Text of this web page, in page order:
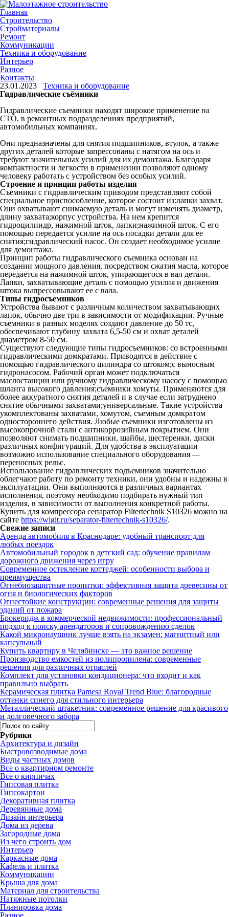
Главная
Строительство
Стройматериалы
Ремонт
Коммуникации
Техника и оборудование
Интерьер
Разное
Контакты
23.01.2023
Техника и оборудование
Гидравлические съёмники
Гидравлические съемники находят широкое применение на
СТО, в ремонтных подразделениях предприятий,
автомобильных компаниях.
Они предназначены для снятия подшипников, втулок, а также
других деталей которые запрессованы с натягом на ось и
требуют значительных усилий для их демонтажа. Благодаря
компактности и легкости в применении позволяют одному
человеку работать с устройством без особых усилий.
Строение и принцип работы изделия
Съемники с гидравлическим приводом представляют собой
специальное приспособление, которое состоит из:лапки захват.
Они охватывают снимаемую деталь и могут изменять диаметр,
длину захвата;корпус устройства. На нем крепится
гидроцилиндр, нажимной шток, лапки;нажимной шток. С его
помощью передается усилие на ось посадки детали для ее
снятия;гидравлический насос. Он создает необходимое усилие
для демонтажа.
Принцип работы гидравлического съемника основан на
создании мощного давления, посредством сжатия масла, которое
передается на нажимной шток, упирающегося в вал детали.
Лапки, захватывающие деталь с помощью усилия и движения
штока выпрессовывают ее с вала.
Типы гидросъемников
Устройства бывают с различным количеством захватывающих
лапок, обычно две три в зависимости от модификации. Ручные
съемники в разных моделях создают давление до 50 тс,
обеспечивают глубину захвата 6,5-50 см и охват деталей
диаметром 8-50 см.
Существуют следующие типы гидросъемников: со встроенными
гидравлическими домкратами. Приводятся в действие с
помощью гидравлического цилиндра со штоком;с выносным
гидронасосом. Рабочий орган может подключаться
маслостанции или ручному гидравлическому насосу с помощью
шланга высокого давления;съемники хомуты. Применяются для
более аккуратного снятия деталей и в случае если затруднено
снятие обычными захватами;универсальные. Такие устройства
укомплектованы захватами, хомутом, съемным домкратом
одностороннего действия. Любые съемники изготовлены из
высокопрочной стали с антикоррозийным покрытием. Они
позволяют снимать подшипники, шайбы, шестеренки, диски
различных конфигураций. Для удобства в эксплуатации
возможно использование специального оборудования —
переносных рельс.
Использование гидравлических подъемников значительно
облегчают работу по ремонту техники, они удобны и надежны в
эксплуатации. Они выполняются в различных вариантах
исполнения, поэтому необходимо подбирать нужный тип
изделия, в зависимости от выполнения конкретной работы.
Купить для компрессора сепаратор Filtertechnik S10326 можно на
сайте https://wigit.ru/separator-filtertechnik-s10326/.
Свежие записи
Аренда автомобиля в Краснодаре: удобный транспорт для
любых поездок
Автомобильный городок в детский сад: обучение правилам
дорожного движения через игру
Современное остекление коттеджей: особенности выбора и
преимущества
Огнебиозащитные пропитки: эффективная защита древесины от
огня и биологических факторов
Огнестойкие конструкции: современные решения для защиты
зданий от пожара
Брокеридж в коммерческой недвижимости: профессиональный
подход к поиску арендаторов и сопровождению сделок
Какой микронаушник лучше взять на экзамен: магнитный или
капсульный
Купить квартиру в Челябинске — это важное решение
Производство емкостей из полипропилена: современные
решения для различных отраслей
Комплект для установки кондиционера: что входит и как
правильно выбрать
Керамическая плитка Pamesa Royal Trend Blue: благородные
оттенки синего для стильного интерьера
Металлический штакетник: современное решение для красивого
и долговечного забора
Рубрики
Архитектура и дизайн
Быстровозводимые дома
Виды частных домов
Все о квартирном ремонте
Все о кирпичах
Гипсовая плитка
Гипсокартон
Декоративная плитка
Деревянные дома
Дизайн интерьера
Дома из дерева
Загородные дома
Из чего строить дом
Интерьер
Каркасные дома
Кафель и плитка
Коммуникации
Крыша для дома
Материал для строительства
Натяжные потолки
Планировка дома
Разное